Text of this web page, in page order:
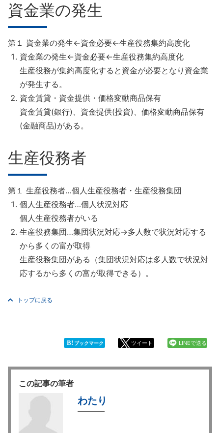
資金業の発生
第１ 資金業の発生←資金必要←生産役務集約高度化
資金業の発生←資金必要←生産役務集約高度化
生産役務が集約高度化すると資金が必要となり資金業
が発生する。
資金賃貸・資金提供・価格変動商品保有
資金賃貸(銀行)、資金提供(投資)、価格変動商品保有
(金融商品)がある。
生産役務者
第１ 生産役務者…個人生産役務者・生産役務集団
個人生産役務者…個人状況対応
個人生産役務者がいる
生産役務集団…集団状況対応→多人数で状況対応する
から多くの富が取得
生産役務集団がある（集団状況対応は多人数で状況対
応するから多くの富が取得できる）。
トップに戻る
B! ブックマーク ツイート LINEで送る
この記事の筆者
わたり